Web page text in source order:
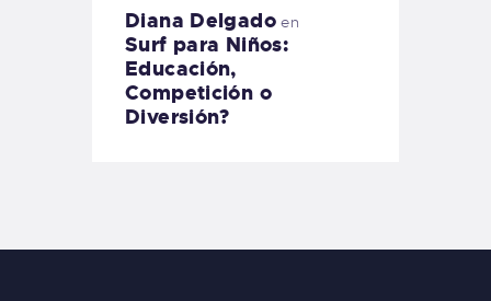
Diana Delgadoen
Surf para Niños:
Educación,
Competición o
Diversión?